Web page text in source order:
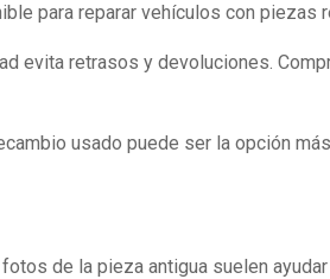
para reparar vehículos con piezas
evita retrasos y devoluciones.
usado puede ser la opción
de la pieza antigua suelen